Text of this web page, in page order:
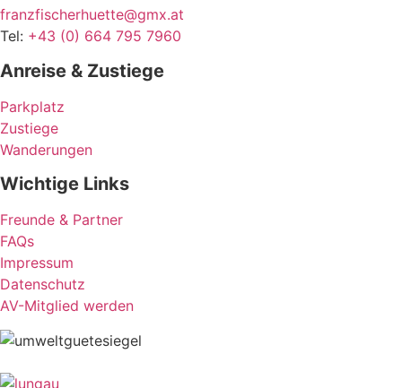
franzfischerhuette@gmx.at
Tel: +43 (0) 664 795 7960
Anreise & Zustiege
Parkplatz
Zustiege
Wanderungen
Wichtige Links
Freunde & Partner
FAQs
Impressum
Datenschutz
AV-Mitglied werden